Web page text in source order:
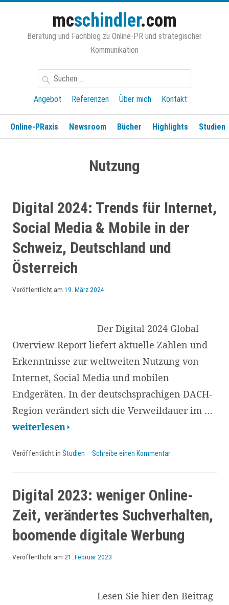
mcschindler.com
Beratung und Fachblog zu Online-PR und strategischer
Kommunikation
Suchen
nach:
Angebot
Referenzen Über mich Kontakt
Online-PRaxis Newsroom Bücher Highlights Studien
Nutzung
Digital 2024: Trends für Internet,
Social Media & Mobile in der
Schweiz, Deutschland und
Österreich
Veröffentlicht am 19. März 2024
Der Digital 2024 Global
Overview Report liefert aktuelle Zahlen und
Erkenntnisse zur weltweiten Nutzung von
Internet, Social Media und mobilen
Endgeräten. In der deutschsprachigen DACH-
Region verändert sich die Verweildauer im …
Digital
Trends
Internet,
Social
Media
&
Mobile
weiterlesen
Veröffentlicht in Studien Schreibe einen Kommentar
Digital 2023: weniger Online-
Zeit, verändertes Suchverhalten,
boomende digitale Werbung
Veröffentlicht am 21. Februar 2023
Lesen Sie hier den Beitrag